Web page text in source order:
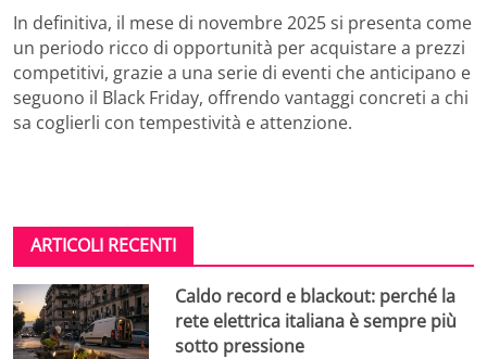
In definitiva, il mese di novembre 2025 si presenta come
un periodo ricco di opportunità per acquistare a prezzi
competitivi, grazie a una serie di eventi che anticipano e
seguono il Black Friday, offrendo vantaggi concreti a chi
sa coglierli con tempestività e attenzione.
ARTICOLI RECENTI
Caldo record e blackout: perché la
rete elettrica italiana è sempre più
sotto pressione